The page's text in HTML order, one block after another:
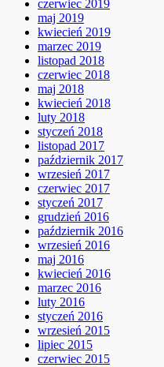
czerwiec 2019
maj 2019
kwiecień 2019
marzec 2019
listopad 2018
czerwiec 2018
maj 2018
kwiecień 2018
luty 2018
styczeń 2018
listopad 2017
październik 2017
wrzesień 2017
czerwiec 2017
styczeń 2017
grudzień 2016
październik 2016
wrzesień 2016
maj 2016
kwiecień 2016
marzec 2016
luty 2016
styczeń 2016
wrzesień 2015
lipiec 2015
czerwiec 2015